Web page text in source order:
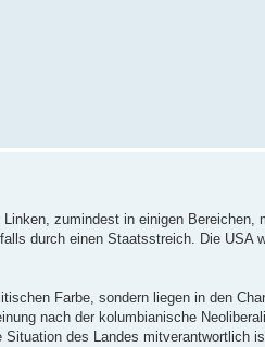
zumindest in einigen Bereichen,
durch einen Staatsstreich. Die USA
Farbe, sondern liegen in den
nach der kolumbianische
des Landes mitverantwortlich